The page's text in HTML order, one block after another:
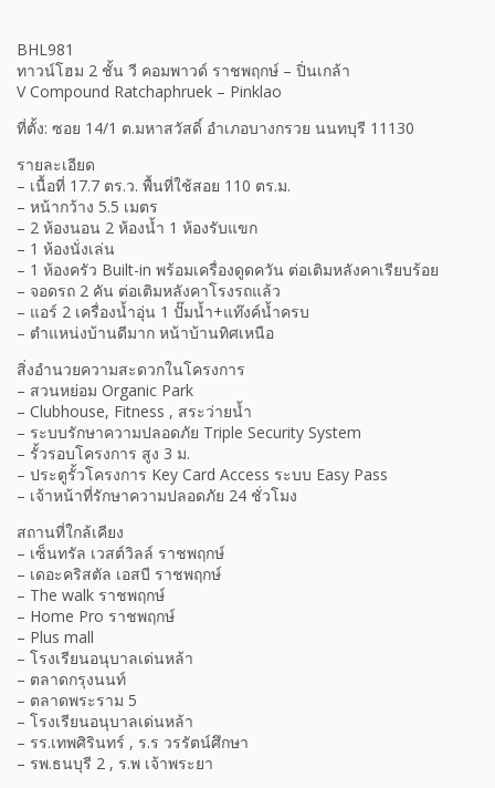
BHL981
ทาวน์โฮม 2 ชั้น วี คอมพาวด์ ราชพฤกษ์ – ปิ่นเกล้า
V Compound Ratchaphruek – Pinklao
ที่ตั้ง: ซอย 14/1 ต.มหาสวัสดิ์ อำเภอบางกรวย นนทบุรี 11130
รายละเอียด
– เนื้อที่ 17.7 ตร.ว. พื้นที่ใช้สอย 110 ตร.ม.
– หน้ากว้าง 5.5 เมตร
– 2 ห้องนอน 2 ห้องน้ำ 1 ห้องรับแขก
– 1 ห้องนั่งเล่น
– 1 ห้องครัว Built-in พร้อมเครื่องดูดควัน ต่อเติมหลังคาเรียบร้อย
– จอดรถ 2 คัน ต่อเติมหลังคาโรงรถแล้ว
– แอร์ 2 เครื่องน้ำอุ่น 1 ปั๊มน้ำ+แท๊งค์น้ำครบ
– ตำแหน่งบ้านดีมาก หน้าบ้านทิศเหนือ
สิ่งอำนวยความสะดวกในโครงการ
– สวนหย่อม Organic Park
– Clubhouse, Fitness , สระว่ายน้ำ
– ระบบรักษาความปลอดภัย Triple Security System
– รั้วรอบโครงการ สูง 3 ม.
– ประตูรั้วโครงการ Key Card Access ระบบ Easy Pass
– เจ้าหน้าที่รักษาความปลอดภัย 24 ชั่วโมง
สถานที่ใกล้เคียง
– เซ็นทรัล เวสต์วิลล์ ราชพฤกษ์
– เดอะคริสตัล เอสบี ราชพฤกษ์
– The walk ราชพฤกษ์
– Home Pro ราชพฤกษ์
– Plus mall
– โรงเรียนอนุบาลเด่นหล้า
– ตลาดกรุงนนท์
– ตลาดพระราม 5
– โรงเรียนอนุบาลเด่นหล้า
– รร.เทพศิรินทร์ , ร.ร วรรัตน์ศึกษา
– รพ.ธนบุรี 2 , ร.พ เจ้าพระยา